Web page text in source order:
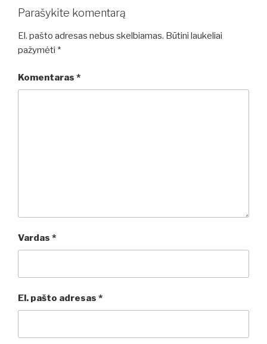
Parašykite komentarą
El. pašto adresas nebus skelbiamas. Būtini laukeliai
pažymėti *
Komentaras *
Vardas *
El. pašto adresas *